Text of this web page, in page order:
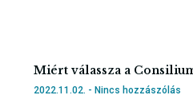
Miért válassza a
2022.11.02. Nincs hozzászólás